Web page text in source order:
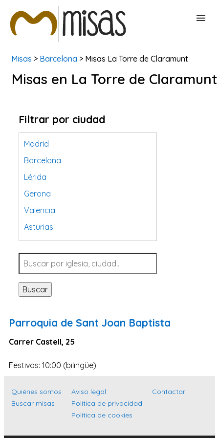
BUSCAR MISAS
Misas > Barcelona > Misas La Torre de Claramunt
Misas en La Torre de Claramunt
Filtrar por ciudad
Madrid
Barcelona
Lérida
Gerona
Valencia
Asturias
Tarragona
Navarra
Valladolid
Sevilla
Santa Cruz de Tenerife
Cantabria
Islas Baleares
Málaga
Buscar
Parroquia de Sant Joan Baptista
Carrer Castell, 25
Festivos: 10:00 (bilingüe)
Quiénes somos
Buscar misas
Aviso legal
Política de privacidad
Política de cookies
Contactar